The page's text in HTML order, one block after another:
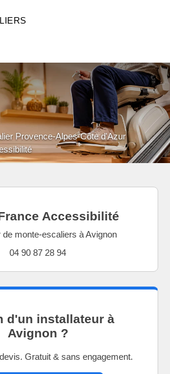
Provence-Alpes-Côte d'Azur
Accessibilité
de monte-escaliers à Avignon
04 90 87 28 94
d'un installateur à
Avignon ?
Gratuit & sans engagement.